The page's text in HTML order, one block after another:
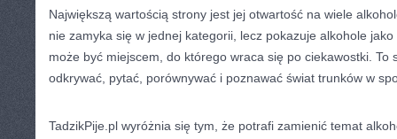
Największą wartością strony jest jej otwartość na wiele
nie zamyka się w jednej kategorii, lecz pokazuje alkohole
może być miejscem, do którego wraca się po ciekawostki. To
odkrywać, pytać, porównywać i poznawać świat trunków w
TadzikPije.pl wyróżnia się tym, że potrafi zamienić temat